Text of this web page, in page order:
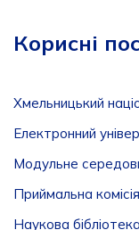
Корисні
Хмельницький
Електронний
Модульне
Приймальна комісія
Наукова бібліотека